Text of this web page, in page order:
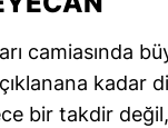
Muş
Nevşehir
Niğde
camiasında
kadar
bir takdir